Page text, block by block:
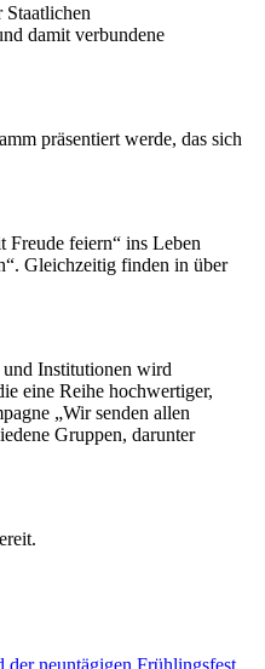
Staatlichen
damit verbundene
präsentiert werde, das sich
Freude feiern“ ins Leben
Gleichzeitig finden in über
Institutionen wird
eine Reihe hochwertiger,
„Wir senden allen
Gruppen, darunter